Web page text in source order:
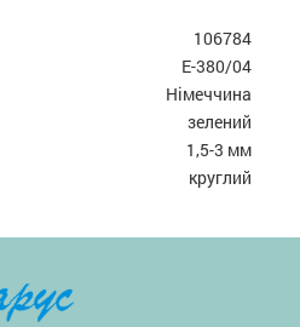
106784
E-380/04
Німеччина
зелений
1,5-3 мм
круглий